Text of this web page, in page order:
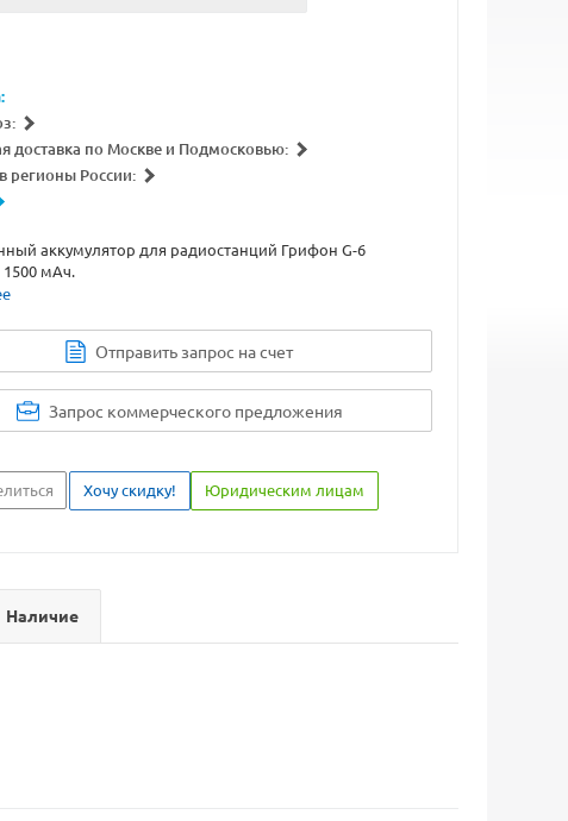
доставка по Москве и Подмосковью:
регионы России:
аккумулятор для радиостанций Грифон G-6
мАч.
Отправить запрос на счет
Запрос коммерческого предложения
Хочу скидку! Юридическим лицам
Наличие